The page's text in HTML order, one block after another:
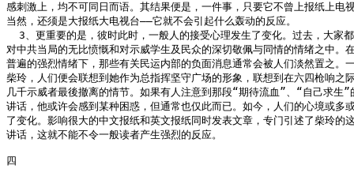
感刺激上，均不可同日而语。其结果便是，一件事，只要它不曾上报纸上电
当然，还须是大报纸大电视台——它就不会引起什么轰动的反应。
3、更重要的是，彼时此时，一般人的接受心理发生了变化。过去，大家
对中共当局的无比愤慨和对示威学生及民众的深切敬佩与同情的情绪之中。
普遍的强烈情绪下，那些有关民运内部的负面消息通常会被人们淡然置之。
柴玲，人们便会联想到她作为总指挥坚守广场的形象，联想到在六四枪响之
几千示威者最後撤离的情节。如果有人注意到那段“期待流血”、“自己求生”
讲话，他或许会感到某种困惑，但通常也仅此而已。如今，人们的心境或多
了变化。影响很大的中文报纸和英文报纸同时发表文章，专门引述了柴玲的
讲话，这就不能不令一般读者产生强烈的反应。
四